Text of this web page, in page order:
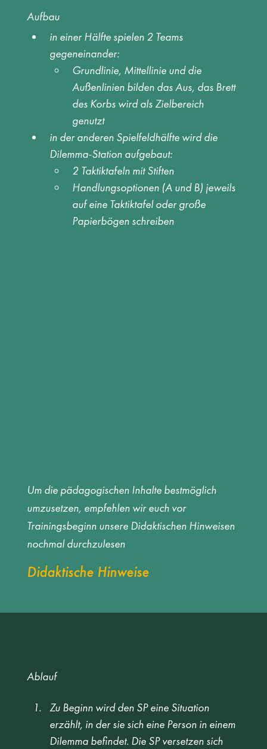
Aufbau
in einer Hälfte spielen 2 Teams
gegeneinander:
Grundlinie, Mittellinie und die
Außenlinien bilden das Aus, das Brett
des Korbs wird als Zielbereich
genutzt
in der anderen Spielfeldhälfte wird die
Dilemma-Station aufgebaut:
2 Taktiktafeln mit Stiften
Handlungsoptionen (A und B) jeweils
auf eine Taktiktafel oder große
Papierbögen schreiben
Um die pädagogischen Inhalte bestmöglich
umzusetzen, empfehlen wir euch vor
Trainingsbeginn unsere Didaktischen Hinweisen
nochmal durchzulesen
Didaktische Hinweise
Ablauf
Zu Beginn wird den SP eine Situation
erzählt, in der sie sich eine Person in einem
Dilemma befindet. Die SP versetzen sich